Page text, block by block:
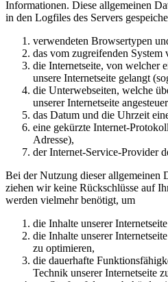
Informationen. Diese allgemeinen
in den Logfiles des Servers
verwendeten Browsertypen
das vom zugreifenden System
die Internetseite, von welcher
unsere Internetseite gelangt
die Unterwebseiten, welche
unserer Internetseite
das Datum und die Uhrzeit
eine gekürzte Internet-
Adresse),
der Internet-Service-Provider
Bei der Nutzung dieser allgemeinen
ziehen wir keine Rückschlüsse auf
werden vielmehr benötigt, um
die Inhalte unserer
die Inhalte unserer
zu optimieren,
die dauerhafte
Technik unserer Internetseite